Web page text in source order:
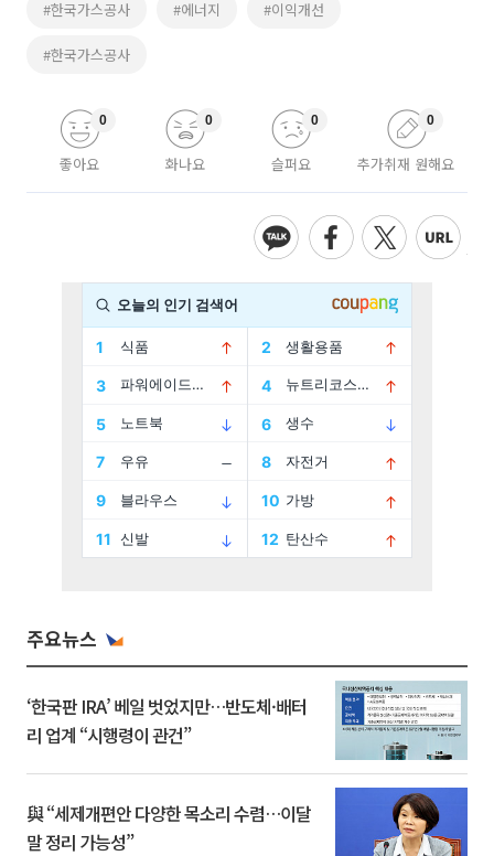
#한국가스공사 #에너지 #이익개선
#한국가스공사
좋아요
0
화나요
0
슬퍼요
0
추가취재 원해요
0
주요뉴스
‘한국판 IRA’ 베일 벗었지만…반도체·배터
리 업계 “시행령이 관건”
與 “세제개편안 다양한 목소리 수렴…이달
말 정리 가능성”